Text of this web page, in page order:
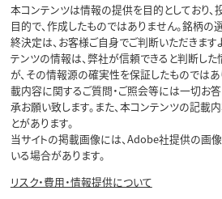
本コンテンツは情報の提供を目的としており
目的で、作成したものではありません。銘柄
終決定は、お客様ご自身でご判断いただきます
テンツの情報は、弊社が信頼できると判断し
が、その情報源の確実性を保証したものでは
載内容に関するご質問・ご照会等には一切お
承お願い致します。また、本コンテンツの記載
とがあります。
当サイトの掲載画像には、Adobe社提供の画
いる場合があります。
リスク・費用・情報提供について